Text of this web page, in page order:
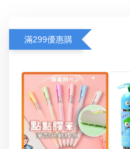
滿299優惠購